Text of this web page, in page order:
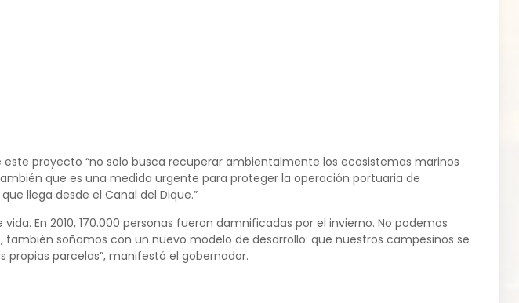
este proyecto “no solo busca recuperar ambientalmente los ecosistemas marinos
que es una medida urgente para proteger la operación portuaria de
llega desde el Canal del Dique.”
En 2010, 170.000 personas fueron damnificadas por el invierno. No podemos
soñamos con un nuevo modelo de desarrollo: que nuestros campesinos se
parcelas”, manifestó el gobernador.